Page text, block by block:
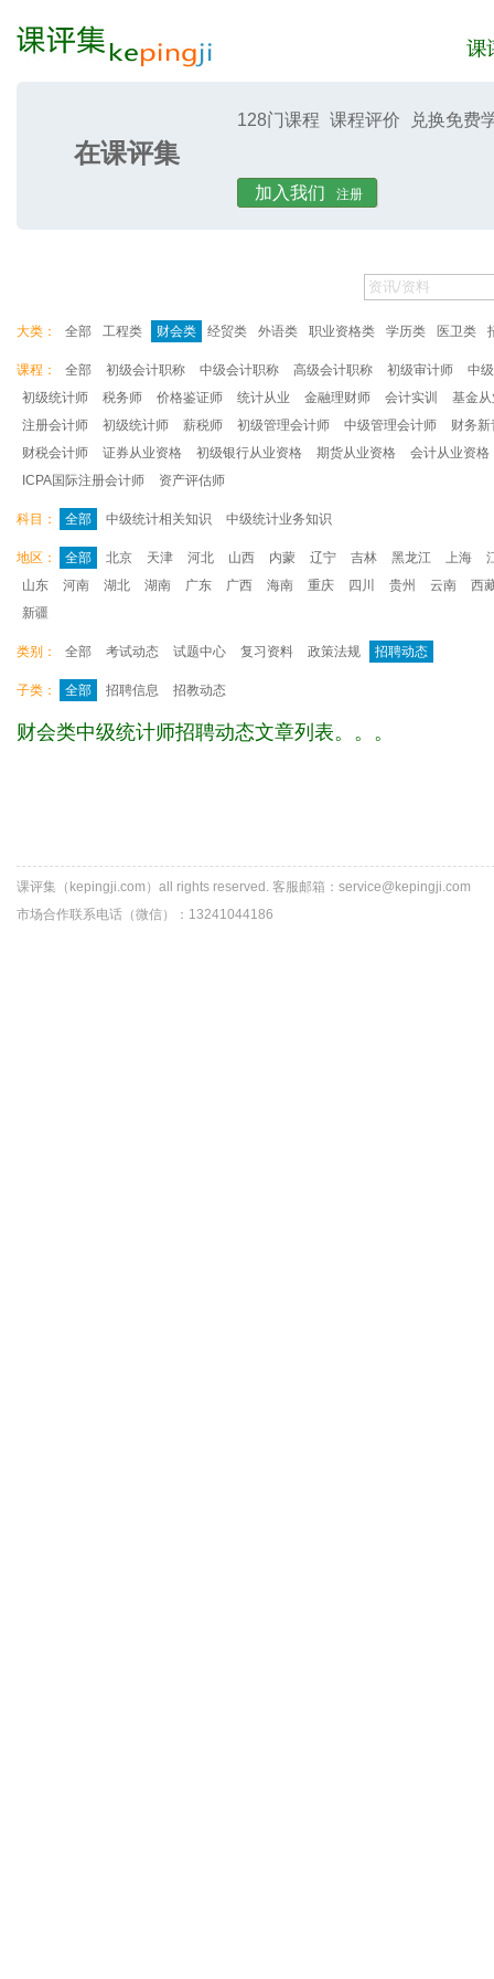
课评集在课评集
128门课程 课程评价 兑换免费
加入我们 注册
大类： 全部 工程类 财会类 经贸类 外语类 职业资格类 学历类 医卫类
课程： 全部 初级会计职称 中级会计职称 高级会计职称 初级审计师
中
初级统计师
税务师 价格鉴证师 统计从业 金融理财师 会计实训
基金
注册会计师
初级统计师 薪税师 初级管理会计师 中级管理会计师
财务新
财税会计师
证券从业资格 初级银行从业资格 期货从业资格
会计从业资格
ICPA国际注册会计师
资产评估师
科目： 全部 中级统计相关知识 中级统计业务知识
地区： 全部 北京 天津 河北 山西 内蒙 辽宁 吉林 黑龙江 上海
山东
河南 湖北 湖南 广东 广西 海南 重庆 四川 贵州 云南
西
新疆
类别： 全部 考试动态 试题中心 复习资料 政策法规 招聘动态
子类： 全部 招聘信息 招教动态
财会类中级统计师招聘动态文章列表。。。
课评集（kepingji.com）all rights reserved. 客服邮箱：service@kepingji.com
市场合作联系电话（微信）：13241044186